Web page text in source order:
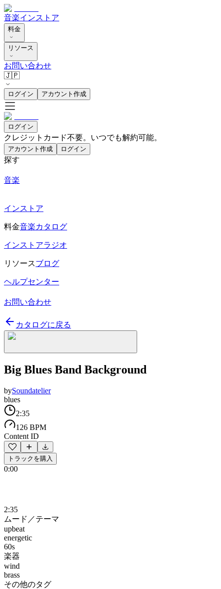
音楽インストア
料金
リソース
お問い合わせ
🇯🇵
ログイン アカウント作成
ログイン
クレジットカード不要。いつでも解約可能。
アカウント作成 ログイン
探す
音楽
インストア
料金音楽カタログ
インストアラジオ
リソースブログ
ヘルプセンター
お問い合わせ
カタログに戻る
Big Blues Band Background
bySoundatelier
blues
2:35
126 BPM
Content ID
トラックを購入
0:00
2:35
ムード／テーマ
upbeat
energetic
60s
楽器
wind
brass
その他のタグ